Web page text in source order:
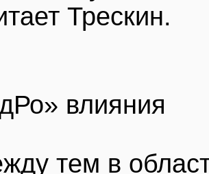
Трескин.
влияния
тем в